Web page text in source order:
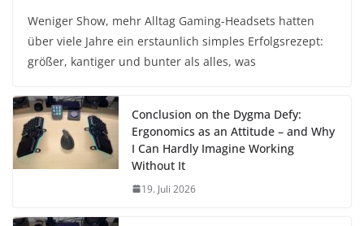
Weniger Show, mehr Alltag Gaming-Headsets hatten
über viele Jahre ein erstaunlich simples Erfolgsrezept:
größer, kantiger und bunter als alles, was
Conclusion on the Dygma Defy:
Ergonomics as an Attitude – and Why
I Can Hardly Imagine Working
Without It
19. Juli 2026